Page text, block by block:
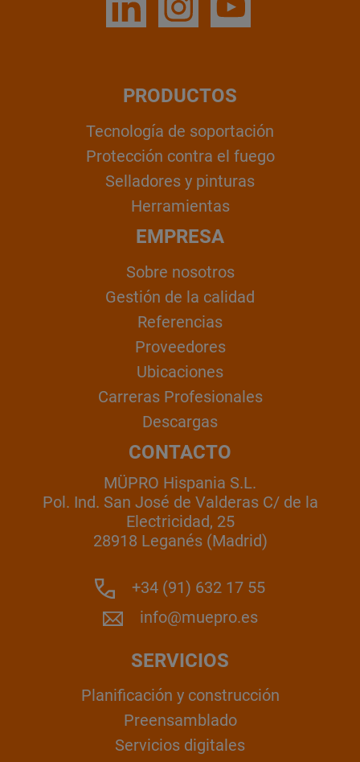
PRODUCTOS
Tecnología de soportación
Protección contra el fuego
Selladores y pinturas
Herramientas
EMPRESA
Sobre nosotros
Gestión de la calidad
Referencias
Proveedores
Ubicaciones
Carreras Profesionales
Descargas
CONTACTO
MÜPRO Hispania S.L.
Pol. Ind. San José de Valderas C/ de la
Electricidad, 25
28918 Leganés (Madrid)
+34 (91) 632 17 55
info@muepro.es
SERVICIOS
Planificación y construcción
Preensamblado
Servicios digitales